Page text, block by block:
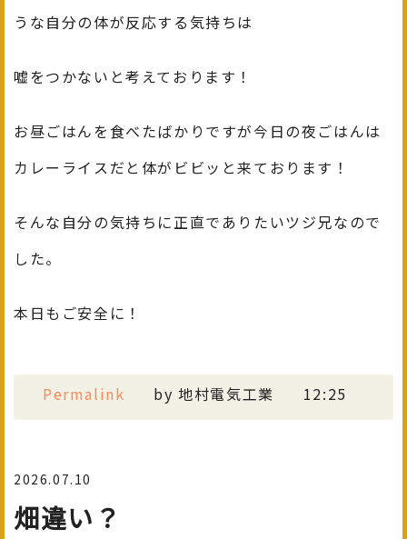
うな自分の体が反応する気持ちは
嘘をつかないと考えております！
お昼ごはんを食べたばかりですが今日の夜ごはんは
カレーライスだと体がビビッと来ております！
そんな自分の気持ちに正直でありたいツジ兄なので
した。
本日もご安全に！
Permalink by 地村電気工業 12:25
2026.07.10
畑違い？